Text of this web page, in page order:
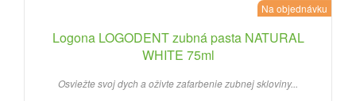
Na objednávku
Logona LOGODENT zubná pasta NATURAL
WHITE 75ml
Osviežte svoj dych a oživte zafarbenie zubnej skloviny...